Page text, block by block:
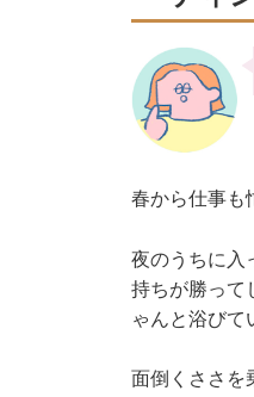
春から仕事も
夜のうちに入
持ちが勝って
ゃんと浴びて
面倒くささを